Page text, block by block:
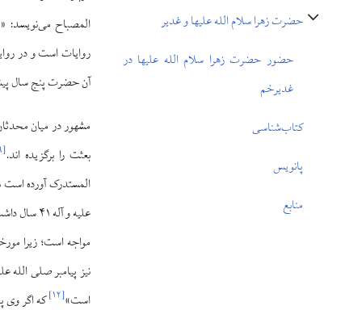
حضرت زهرا سلام الله علیها و غدیر
تغییر وضعیت زیربخش‌های حضرت زهرا سلام الله علیها و غدیر
حضور حضرت زهرا سلام الله علیها در
غدیرخم
کتاب‌شناسی
پانویس
منابع
المصباح می‌نویسد:
روایات است و در
آن حضرت پنج سال
مشهور در میان
بعثت را برگزیده اند.[
علیه و آله ۴۱ سال داشت به دنیا آمد».
مواجه است؛ زیرا
نیز پیامبر صلی الله
است»[۱۲]که اگر وی